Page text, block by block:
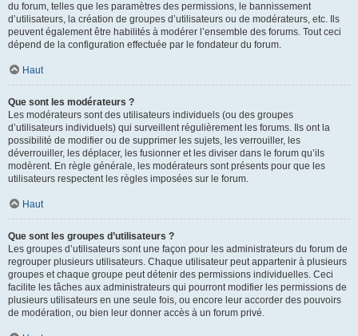
du forum, telles que les paramètres des permissions, le bannissement
d’utilisateurs, la création de groupes d’utilisateurs ou de modérateurs, etc. Ils
peuvent également être habilités à modérer l’ensemble des forums. Tout ceci
dépend de la configuration effectuée par le fondateur du forum.
Haut
Que sont les modérateurs ?
Les modérateurs sont des utilisateurs individuels (ou des groupes
d’utilisateurs individuels) qui surveillent régulièrement les forums. Ils ont la
possibilité de modifier ou de supprimer les sujets, les verrouiller, les
déverrouiller, les déplacer, les fusionner et les diviser dans le forum qu’ils
modèrent. En règle générale, les modérateurs sont présents pour que les
utilisateurs respectent les règles imposées sur le forum.
Haut
Que sont les groupes d’utilisateurs ?
Les groupes d’utilisateurs sont une façon pour les administrateurs du forum de
regrouper plusieurs utilisateurs. Chaque utilisateur peut appartenir à plusieurs
groupes et chaque groupe peut détenir des permissions individuelles. Ceci
facilite les tâches aux administrateurs qui pourront modifier les permissions de
plusieurs utilisateurs en une seule fois, ou encore leur accorder des pouvoirs
de modération, ou bien leur donner accès à un forum privé.